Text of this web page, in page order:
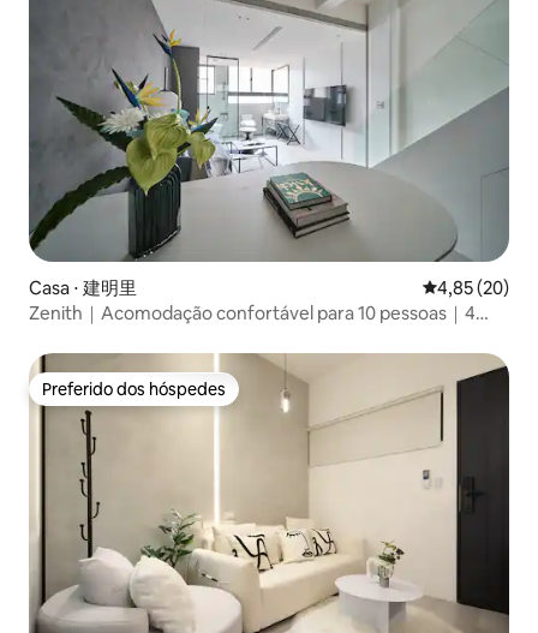
Casa ⋅ 建明里 4,85 de uma
4,85 (20)
Zenith｜Acomodação confortável para 10 pessoas｜4
curta distância a pé. Dadaocheng｜Perto da Estação de
Taipei｜Estação de metrô de Taipei Y13｜3-4F
Preferido dos hóspedes
Preferido dos hóspedes